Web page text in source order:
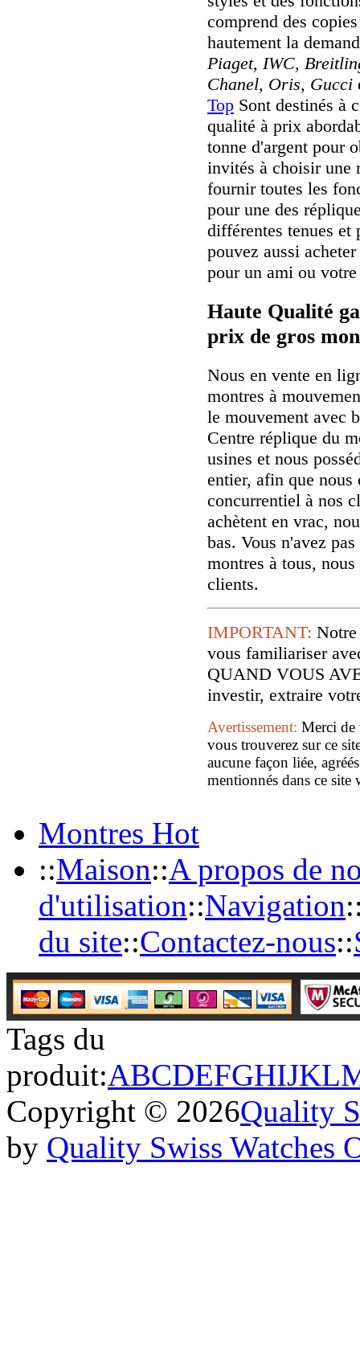
comprend des
hautement la
Piaget, IWC,
Chanel, Oris, Gucci
Top Sont destinés à
qualité à prix
tonne d'argent pour
invités à choisir une
fournir toutes les
pour une des
différentes tenues et
pouvez aussi
pour un ami ou
Haute Qualité
prix de gros
Nous en vente en
montres à
le mouvement avec
Centre réplique du
usines et nous
entier, afin que
concurrentiel à nos
achètent en vrac,
bas. Vous n'avez
montres à tous,
clients.
IMPORTANT:
vous familiariser
QUAND VOUS
investir, extraire
Avertissement: Merci de
vous trouverez sur ce
aucune façon liée,
mentionnés dans ce site
Montres Hot
::Maison::A propos de
d'utilisation::Navigation
du site::Contactez-nous::
Tags du
produit:ABCDEFGHIJKL
Copyright © 2026Quality
by Quality Swiss Watches